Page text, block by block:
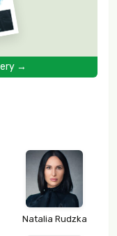
→
Natalia Rudzka